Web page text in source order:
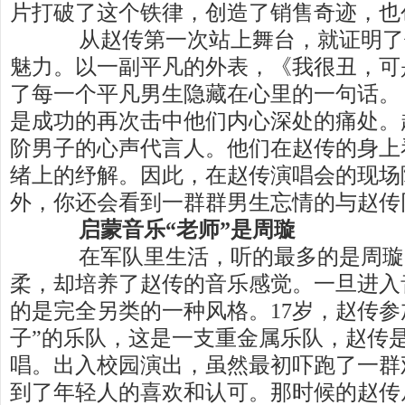
片打破了这个铁律，创造了销售奇迹，
从赵传第一次站上舞台，就证明了
魅力。以一副平凡的外表，《我很丑，
了每一个平凡男生隐藏在心里的一句话
是成功的再次击中他们内心深处的痛处
阶男子的心声代言人。他们在赵传的身
绪上的纾解。因此，在赵传演唱会的现
外，你还会看到一群群男生忘情的与赵
启蒙音乐“老师”是周璇
在军队里生活，听的最多的是周璇
柔，却培养了赵传的音乐感觉。一旦进
的是完全另类的一种风格。17岁，赵传
子”的乐队，这是一支重金属乐队，赵传
唱。出入校园演出，虽然最初吓跑了一
到了年轻人的喜欢和认可。那时候的赵